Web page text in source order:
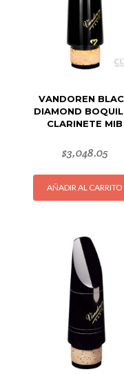
VANDOREN
DIAMOND
CLARINETE MIB
$3,048.05
AÑADIR AL CARRITO